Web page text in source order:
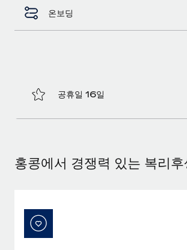
복리후생
블로그
장 적합 사람을 찾아 채용 및 관리하고 급여를 지
비디오 콘텐츠를 활용한 마케팅이 계속해서 인기
에게는 흥미롭고 전문적인 비디오 제작이 어느 때
니다. 그러나 대부분의 회사들은 그렇게 높은 품질
온보딩
공휴일 16일
홍콩에서 경쟁력 있는 복리후